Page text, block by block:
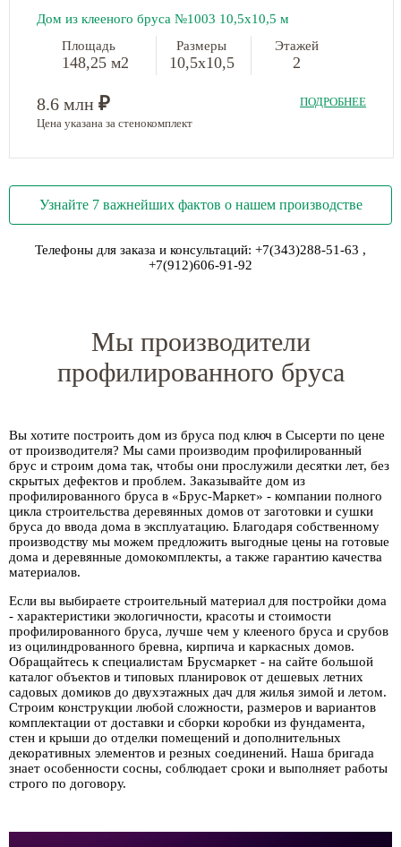
Дом из клееного бруса №1003 10,5х10,5 м
Площадь
148,25 м2
Размеры
10,5х10,5
Этажей
2
8.6 млн ₽
ПОДРОБНЕЕ
Цена указана за стенокомплект
Узнайте 7 важнейших фактов о нашем производстве
Телефоны для заказа и консультаций: +7(343)288-51-63 ,
+7(912)606-91-92
Мы производители
профилированного бруса
Вы хотите построить дом из бруса под ключ в Сысерти по цене
от производителя? Мы сами производим профилированный
брус и строим дома так, чтобы они прослужили десятки лет, без
скрытых дефектов и проблем. Заказывайте дом из
профилированного бруса в «Брус-Маркет» - компании полного
цикла строительства деревянных домов от заготовки и сушки
бруса до ввода дома в эксплуатацию. Благодаря собственному
производству мы можем предложить выгодные цены на готовые
дома и деревянные домокомплекты, а также гарантию качества
материалов.
Если вы выбираете строительный материал для постройки дома
- характеристики экологичности, красоты и стоимости
профилированного бруса, лучше чем у клееного бруса и срубов
из оцилиндрованного бревна, кирпича и каркасных домов.
Обращайтесь к специалистам Брусмаркет - на сайте большой
каталог объектов и типовых планировок от дешевых летних
садовых домиков до двухэтажных дач для жилья зимой и летом.
Строим конструкции любой сложности, размеров и вариантов
комплектации от доставки и сборки коробки из фундамента,
стен и крыши до отделки помещений и дополнительных
декоративных элементов и резных соединений. Наша бригада
знает особенности сосны, соблюдает сроки и выполняет работы
строго по договору.